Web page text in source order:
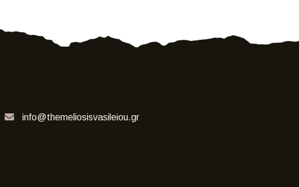
info@themeliosisvasileiou.gr